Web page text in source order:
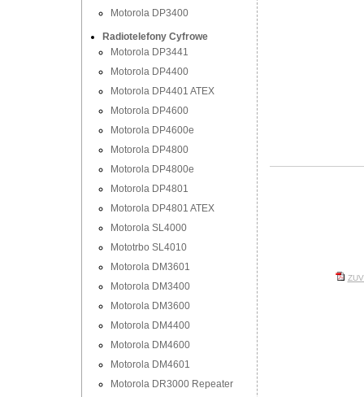
Motorola DP3400
Radiotelefony Cyfrowe
Motorola DP3441
Motorola DP4400
Motorola DP4401 ATEX
Motorola DP4600
Motorola DP4600e
Motorola DP4800
Motorola DP4800e
Motorola DP4801
Motorola DP4801 ATEX
Motorola SL4000
Mototrbo SL4010
Motorola DM3601
Motorola DM3400
Motorola DM3600
Motorola DM4400
Motorola DM4600
Motorola DM4601
Motorola DR3000 Repeater